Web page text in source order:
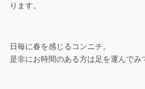
ります。
日毎に春を感じるコンニチ。
是非にお時間のある方は足を運んでみ